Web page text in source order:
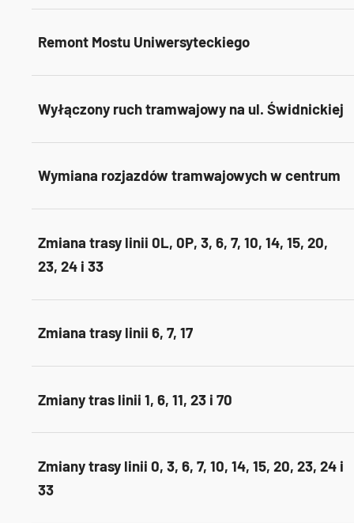
Remont Mostu Uniwersyteckiego
Wyłączony ruch tramwajowy na ul. Świdnickiej
Wymiana rozjazdów tramwajowych w centrum
Zmiana trasy linii 0L, 0P, 3, 6, 7, 10, 14, 15, 20,
23, 24 i 33
Zmiana trasy linii 6, 7, 17
Zmiany tras linii 1, 6, 11, 23 i 70
Zmiany trasy linii 0, 3, 6, 7, 10, 14, 15, 20, 23, 24 i
33